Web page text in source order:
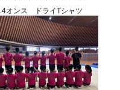
オンス ドライTシャツ